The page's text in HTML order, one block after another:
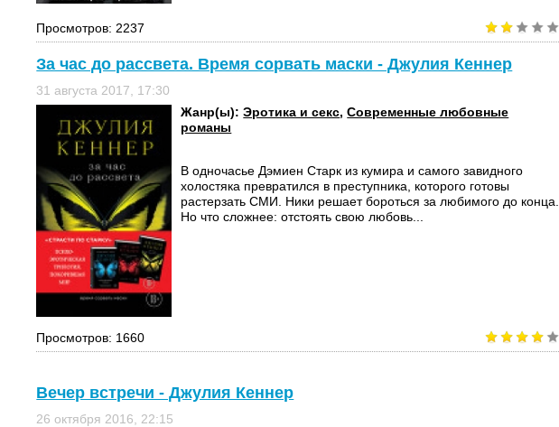
Просмотров: 2237
За час до рассвета. Время сорвать маски - Джулия Кеннер
31 августа 2017, 17:30
Жанр(ы):Эротика и секс,Современные любовные
романы
В одночасье Дэмиен Старк из кумира и самого завидного
холостяка превратился в преступника, которого готовы
растерзать СМИ. Ники решает бороться за любимого до конца.
Но что сложнее: отстоять свою любовь...
Просмотров: 1660
Вечер встречи - Джулия Кеннер
26 октября 2016, 22:15